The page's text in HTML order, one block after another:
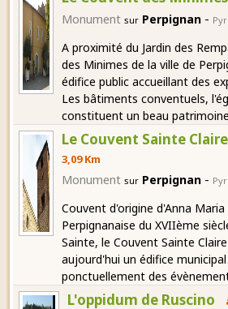
Monument sur Perpignan -
A proximité du Jardin des
des Minimes de la ville de
édifice public accueillant des
Les bâtiments conventuels,
constituent un beau
Le Couvent Sainte
3,09 Km
Monument sur Perpignan -
Couvent d'origine d'Anna
Perpignanaise du XVIIème
Sainte, le Couvent Sainte
aujourd'hui un édifice
ponctuellement des
L'oppidum de Ruscino